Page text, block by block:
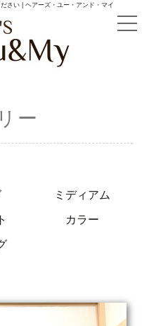
さい | ヘアーズ・ユー・アンド・マイ
ー
ミディアム
カラー